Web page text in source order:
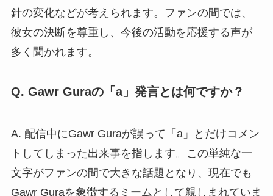
針の変化などが考えられます。ファンの間では、
彼女の決断を尊重し、今後の活動を応援する声が
多く聞かれます。
Q. Gawr Guraの「a」発言とは何ですか？
A. 配信中にGawr Guraが誤って「a」とだけコメン
トしてしまった出来事を指します。この単純な一
文字がファンの間で大きな話題となり、現在でも
Gawr Guraを象徴するミームとして親しまれていま